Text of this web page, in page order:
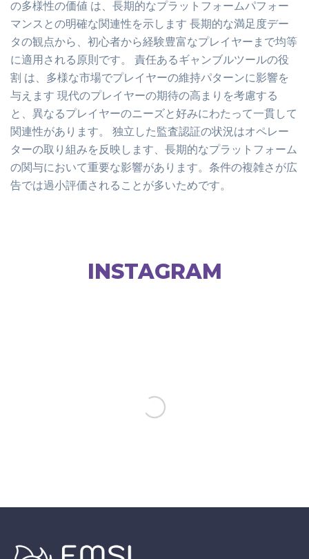
の多様性の価値 は、長期的なプラットフォームパフォー
マンスとの明確な関連性を示します 長期的な満足度デー
タの観点から、初心者から経験豊富なプレイヤーまで均等
に適用される原則です。 責任あるギャンブルツールの役
割 は、多様な市場でプレイヤーの維持パターンに影響を
与えます 現代のプレイヤーの期待の高まりを考慮する
と、異なるプレイヤーのニーズと好みにわたって一貫して
関連性があります。 独立した監査認証の状況はオペレー
ターの取り組みを反映します、長期的なプラットフォーム
の関与において重要な影響があります。条件の複雑さが広
告では過小評価されることが多いためです。
INSTAGRAM